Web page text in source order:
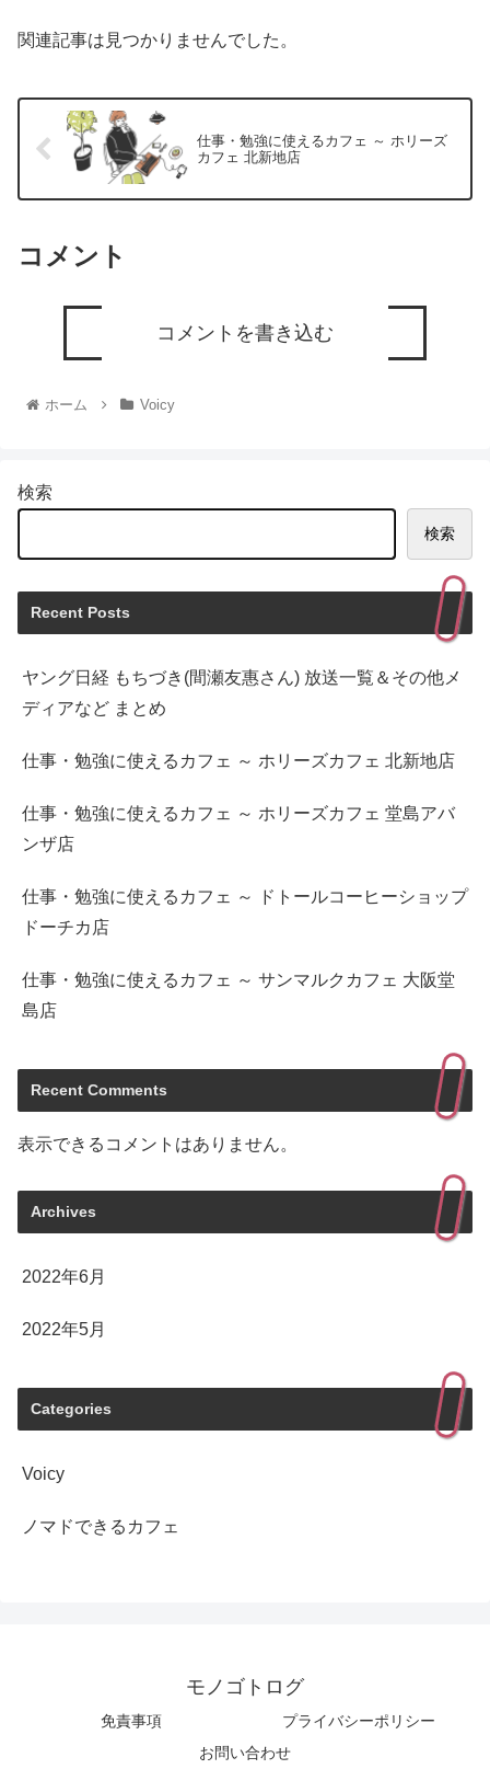
関連記事は見つかりませんでした。
仕事・勉強に使えるカフェ ～ ホリーズ
カフェ 北新地店
コメント
コメントを書き込む
ホーム Voicy
検索
検索
Recent Posts
ヤング日経 もちづき(間瀬友惠さん) 放送一覧＆その他メ
ディアなど まとめ
仕事・勉強に使えるカフェ ～ ホリーズカフェ 北新地店
仕事・勉強に使えるカフェ ～ ホリーズカフェ 堂島アバ
ンザ店
仕事・勉強に使えるカフェ ～ ドトールコーヒーショップ
ドーチカ店
仕事・勉強に使えるカフェ ～ サンマルクカフェ 大阪堂
島店
Recent Comments
表示できるコメントはありません。
Archives
2022年6月
2022年5月
Categories
Voicy
ノマドできるカフェ
モノゴトログ
免責事項
プライバシーポリシー
お問い合わせ